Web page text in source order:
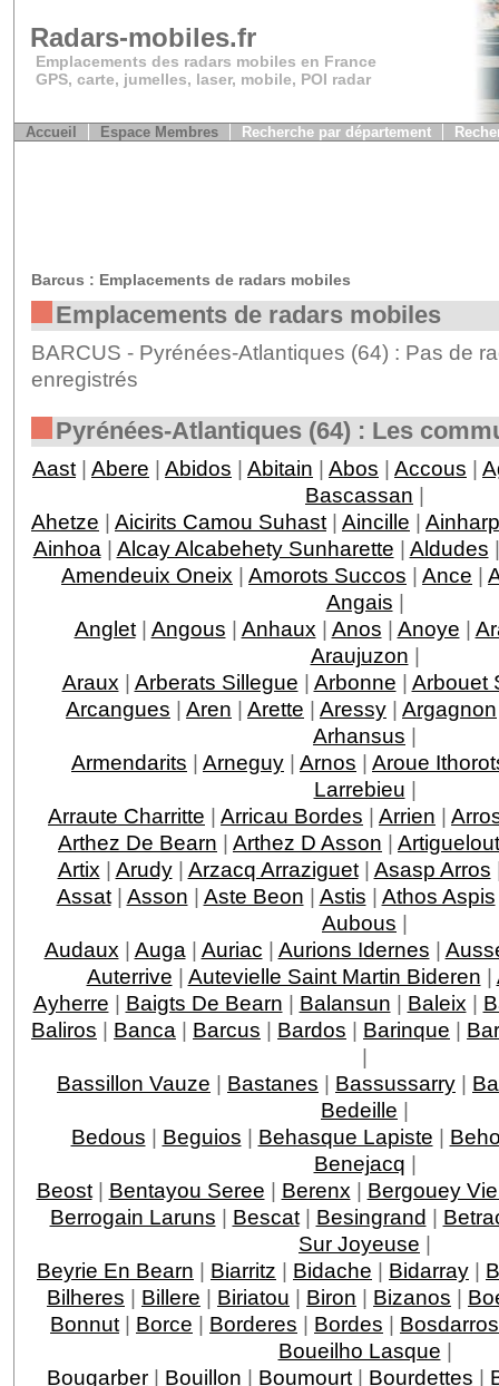
Radars-mobiles.fr
Emplacements des radars mobiles en France
GPS, carte, jumelles, laser, mobile, POI radar
Accueil Espace Membres Recherche par département
Barcus : Emplacements de radars mobiles
Emplacements de radars mobiles
BARCUS - Pyrénées-Atlantiques (64) : Pas de
enregistrés
Pyrénées-Atlantiques (64) : Les
Aast | Abere | Abidos | Abitain | Abos | Accous |
Bascassan |
Ahetze | Aicirits Camou Suhast | Aincille | Ainharp
Ainhoa | Alcay Alcabehety Sunharette | Aldudes
Amendeuix Oneix | Amorots Succos | Ance |
Angais |
Anglet| Angous | Anhaux | Anos | Anoye |
Araujuzon |
Araux | Arberats Sillegue | Arbonne | Arbouet
Arcangues | Aren | Arette | Aressy | Argagnon
Arhansus |
Armendarits | Arneguy | Arnos | Aroue
Larrebieu |
Arraute Charritte | Arricau Bordes | Arrien |
Arthez De Bearn | Arthez D Asson |
Artix | Arudy| Arzacq Arraziguet| Asasp Arros
Assat| Asson | Aste Beon | Astis | Athos Aspis
Aubous |
Audaux | Auga | Auriac | Aurions Idernes |
Auterrive | Autevielle Saint Martin Bideren |
Ayherre | Baigts De Bearn | Balansun | Baleix |
Baliros | Banca | Barcus | Bardos | Barinque |
|
Bassillon Vauze | Bastanes | Bassussarry |
Bedeille |
Bedous | Beguios | Behasque Lapiste |
Benejacq |
Beost| Bentayou Seree | Berenx | Bergouey
Berrogain Laruns | Bescat| Besingrand |
Sur Joyeuse |
Beyrie En Bearn | Biarritz | Bidache | Bidarray |
Bilheres | Billere | Biriatou | Biron | Bizanos |
Bonnut | Borce | Borderes | Bordes | Bosdarros
Boueilho Lasque |
Bougarber | Bouillon | Boumourt | Bourdettes |